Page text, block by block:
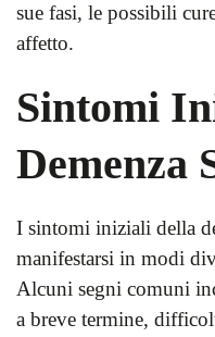
sue fasi, le possibili
affetto.
Sintomi
Demenza
I sintomi iniziali della
manifestarsi in modi
Alcuni segni comuni
a breve termine,